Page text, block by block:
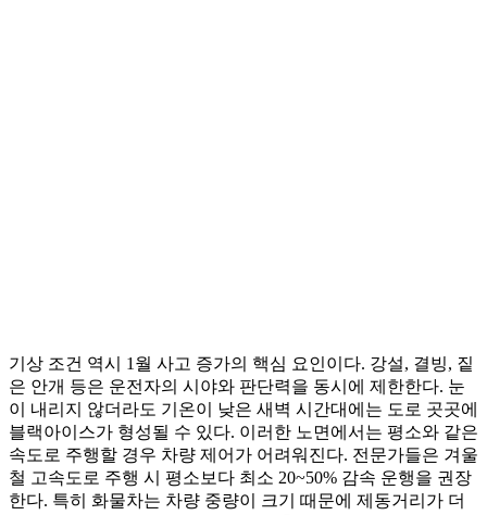
기상 조건 역시 1월 사고 증가의 핵심 요인이다. 강설, 결빙, 짙
은 안개 등은 운전자의 시야와 판단력을 동시에 제한한다. 눈
이 내리지 않더라도 기온이 낮은 새벽 시간대에는 도로 곳곳에
블랙아이스가 형성될 수 있다. 이러한 노면에서는 평소와 같은
속도로 주행할 경우 차량 제어가 어려워진다. 전문가들은 겨울
철 고속도로 주행 시 평소보다 최소 20~50% 감속 운행을 권장
한다. 특히 화물차는 차량 중량이 크기 때문에 제동거리가 더